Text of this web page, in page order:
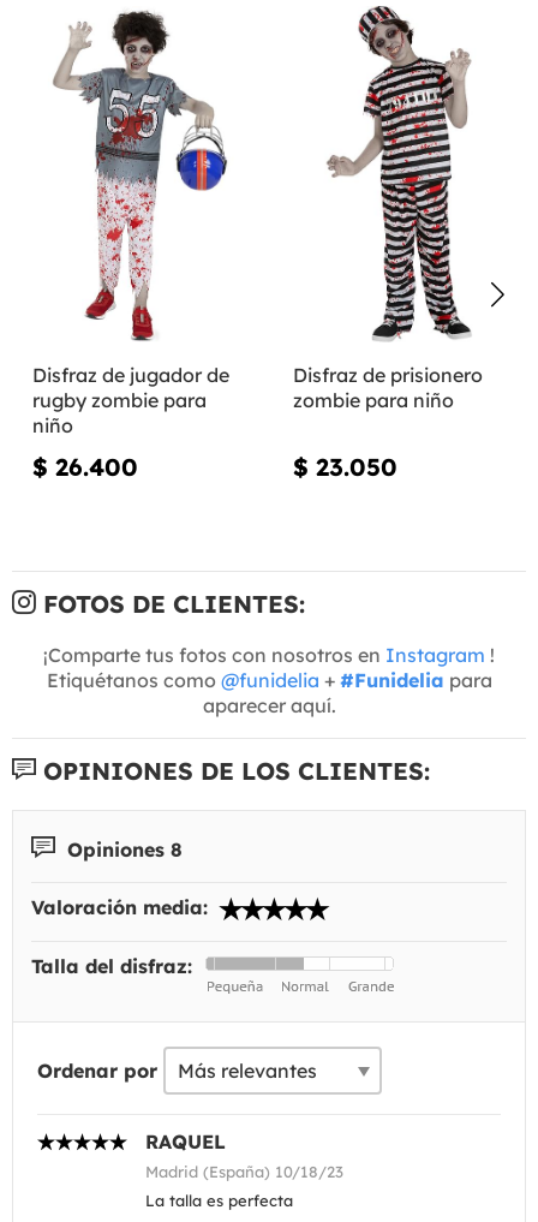
Disfraz de jugador de
rugby zombie para
niño
$ 26.400
Disfraz de prisionero
zombie para niño
$ 23.050
FOTOS DE CLIENTES:
¡Comparte tus fotos con nosotros en Instagram !
Etiquétanos como @funidelia + #Funidelia para
aparecer aquí.
OPINIONES DE LOS CLIENTES:
Opiniones 8
Valoración media:
Talla del disfraz:
Ordenar por
RAQUEL
Madrid (España) 10/18/23
La talla es perfecta